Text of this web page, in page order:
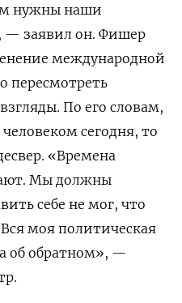
нужны наши
— заявил он. Фишер
международной
пересмотреть
По его словам,
сегодня, то
«Времена
Мы должны
себе не мог, что
моя политическая
об обратном», —